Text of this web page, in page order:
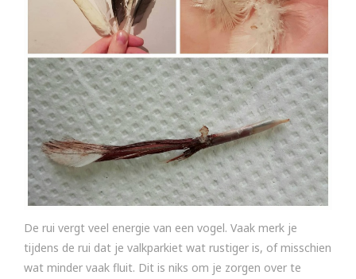
De rui vergt veel energie van een vogel. Vaak merk je
tijdens de rui dat je valkparkiet wat rustiger is, of misschien
wat minder vaak fluit. Dit is niks om je zorgen over te